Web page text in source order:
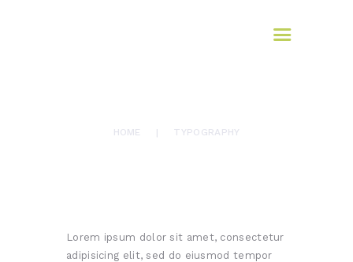
HOME TYPOGRAPHY
Lorem ipsum dolor sit amet, consectetur
adipisicing elit, sed do eiusmod tempor